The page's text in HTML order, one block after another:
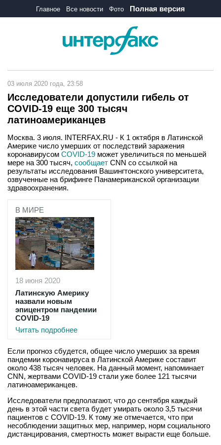
Главное Все новости Фото Полная версия
03 июля 2020 года, 23:58
Исследователи допустили гибель от
COVID-19 еще 300 тысяч
латиноамериканцев
Москва. 3 июля. INTERFAX.RU - К 1 октября в Латинской
Америке число умерших от последствий заражения
коронавирусом COVID-19 может увеличиться по меньшей
мере на 300 тысяч, сообщает CNN со ссылкой на
результаты исследования Вашингтонского университета,
озвученные на брифинге Панамериканской организации
здравоохранения.
В МИРЕ
18 июня 2020
Латинскую Америку
назвали новым
эпицентром пандемии
COVID-19
Читать подробнее
Если прогноз сбудется, общее число умерших за время
пандемии коронавируса в Латинской Америке составит
около 438 тысяч человек. На данный момент, напоминает
CNN, жертвами COVID-19 стали уже более 121 тысячи
латиноамериканцев.
Исследователи предполагают, что до сентября каждый
день в этой части света будет умирать около 3,5 тысячи
пациентов с COVID-19. К тому же отмечается, что при
несоблюдении защитных мер, например, норм социального
дистанцирования, смертность может вырасти еще больше.